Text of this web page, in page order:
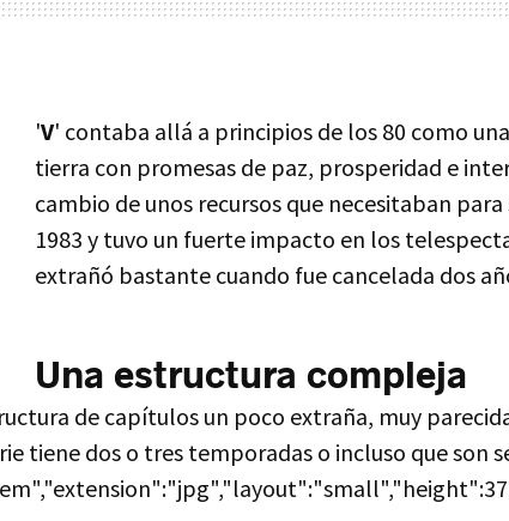
'V' contaba allá a principios de los 80 como
tierra con promesas de paz, prosperidad e
cambio de unos recursos que necesitaban
1983 y tuvo un fuerte impacto en los
extrañó bastante cuando fue cancelada dos
Una estructura compleja
de capítulos un poco extraña, muy
tiene dos o tres temporadas o incluso que